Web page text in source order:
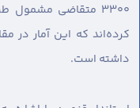
۳۳۰۰ متقاضی
کرده‌اند که این آمار در
داشته است.